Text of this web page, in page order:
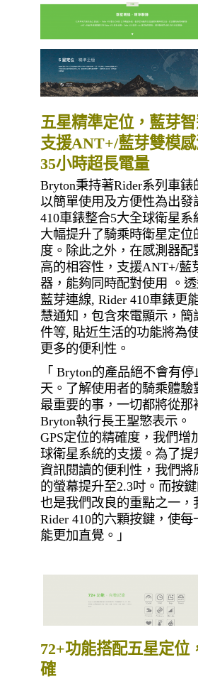
五星精準定位，藍芽智
支援ANT+/藍芽雙模
35小時超長電量
Bryton秉持著Rider系列車錶
以簡單使用及方便性為出發
410車錶整合5大全球衛星系
大幅提升了騎乘時衛星定位
度。除此之外，在感測器配
高的相容性，支援ANT+/藍
器，能夠同時配對使用 。
藍芽連線, Rider 410車錶更
慧通知，包含來電顯示，簡
件等, 貼近生活的功能將為
更多的便利性。
「 Bryton的產品絕不會有
天。了解使用者的騎乘體驗
最重要的事，一切都將從那
Bryton執行長王聖慜表示。
GPS定位的精確度，我們增
球衛星系統的支援。為了提
資訊閱讀的便利性，我們將
的螢幕提升至2.3吋。而按
也是我們改良的重點之一，
Rider 410的六顆按鍵，使
能更加直覺。」
72+功能搭配五星定位
確